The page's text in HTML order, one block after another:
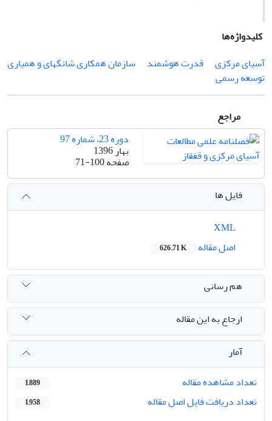
کلیدواژه‌ها
آسیای مرکزی
قدرت هوشمند
سازمان همکاری شانگهای و همیاری
توسعه رسمی
مراجع
دوره 23، شماره 97
بهار 1396
صفحه71-100
فایل ها
اصل مقاله
626.71 K
هم رسانی
ارجاع به این مقاله
آمار
تعداد مشاهده مقاله
1,889
تعداد دریافت فایل اصل مقاله 1,958